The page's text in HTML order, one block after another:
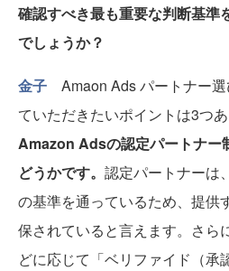
確認すべき最も重要な判断基準
でしょうか？
金子 Amaon Ads パートナー
ていただきたいポイントは3つあ
Amazon Adsの認定パートナー
どうかです。 認定パートナーは
の基準を通っているため、提供
保されていると言えます。さら
どに応じて「ベリファイド（承